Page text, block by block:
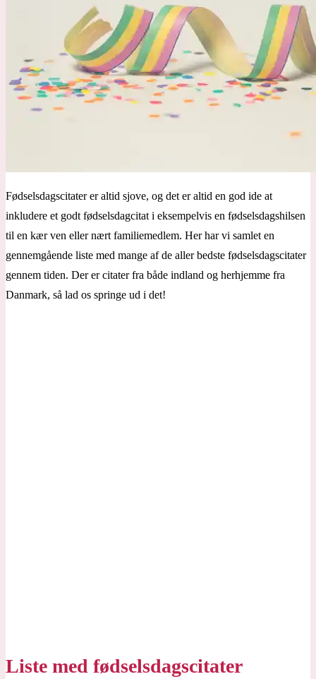
Fødselsdagscitater er altid sjove, og det er altid en god ide at
inkludere et godt fødselsdagcitat i eksempelvis en fødselsdagshilsen
til en kær ven eller nært familiemedlem. Her har vi samlet en
gennemgående liste med mange af de aller bedste fødselsdagscitater
gennem tiden. Der er citater fra både indland og herhjemme fra
Danmark, så lad os springe ud i det!
Liste med fødselsdagscitater